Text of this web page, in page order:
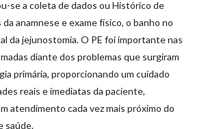
se a coleta de dados ou Histórico de
anamnese e exame físico, o banho no
da jejunostomia. O PE foi importante nas
diante dos problemas que surgiram
primária, proporcionando um cuidado
reais e imediatas da paciente,
atendimento cada vez mais próximo do
saúde.